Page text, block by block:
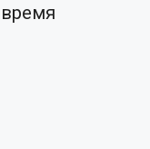
время